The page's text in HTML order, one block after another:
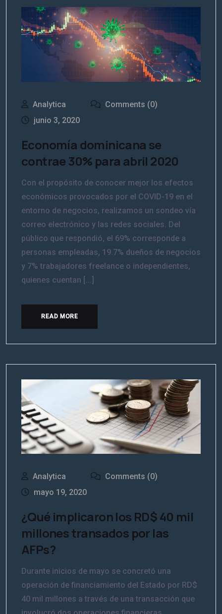
Analytica
Comments (0)
junio 3, 2020
Economía dominicana se
contrae 30% para abril 2020
Con el propósito de conocer mejor los efectos
económicos provocados por el COVID-19 en el
entorno de negocios, realizamos un sondeo vía
correo electrónico y las redes sociales. Del
público que respondió, el 69% corresponde a
personas empleadas, 19.7% dueños de negocios
y 7% trabajadores freelance o independientes,
quienes cuentan [...]
READ MORE
Analytica
Comments (0)
mayo 19, 2020
¿Qué implicaron los RD$ 40 mil
millones transados por las
AFPs?
Durante inicios de mayo se concretó una
operación de financiamiento del Estado por RD$
40 mil millones a través de una transacción que
m
e
E
Suscribirme